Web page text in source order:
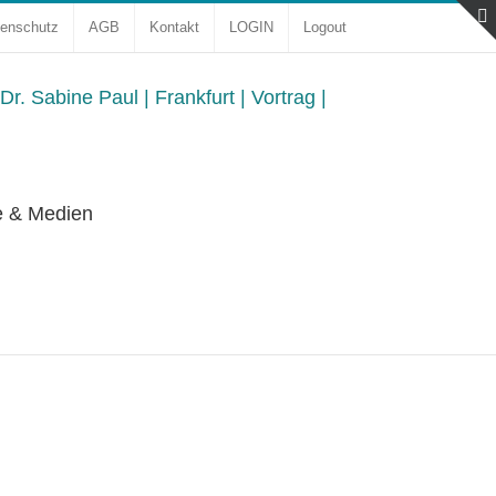
AGB Kontakt LOGIN Logout
& Medien